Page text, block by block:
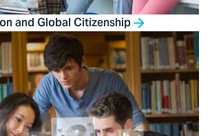
and Global Citizenship